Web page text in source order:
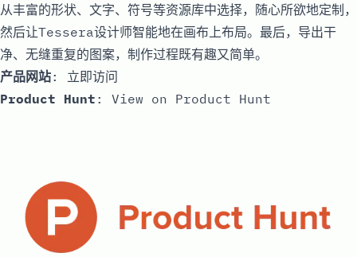
从丰富的形状、文字、符号等资源库中选择，随心所欲地定制，
然后让Tessera设计师智能地在画布上布局。最后，导出干
净、无缝重复的图案，制作过程既有趣又简单。
产品网站: 立即访问
Product Hunt : View on Product Hunt